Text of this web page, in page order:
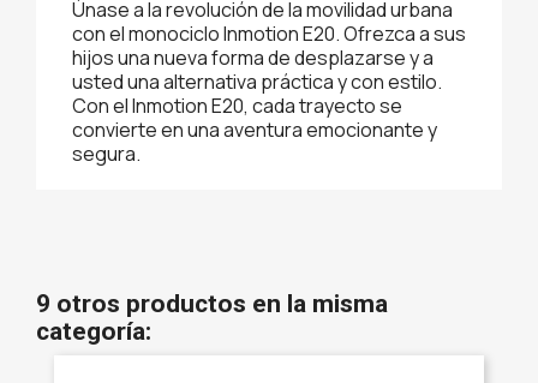
Únase a la revolución de la movilidad urbana
con el monociclo Inmotion E20. Ofrezca a sus
hijos una nueva forma de desplazarse y a
usted una alternativa práctica y con estilo.
Con el Inmotion E20, cada trayecto se
convierte en una aventura emocionante y
segura.
9 otros productos en la misma
categoría: